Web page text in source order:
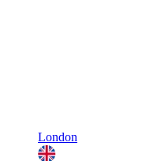
London